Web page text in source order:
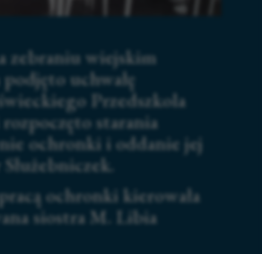
zebraniu wiejskim
uchwałę
Przedszkola
starania
ochronki i oddanie jej
ochronki kierowała
siostra M. Libia